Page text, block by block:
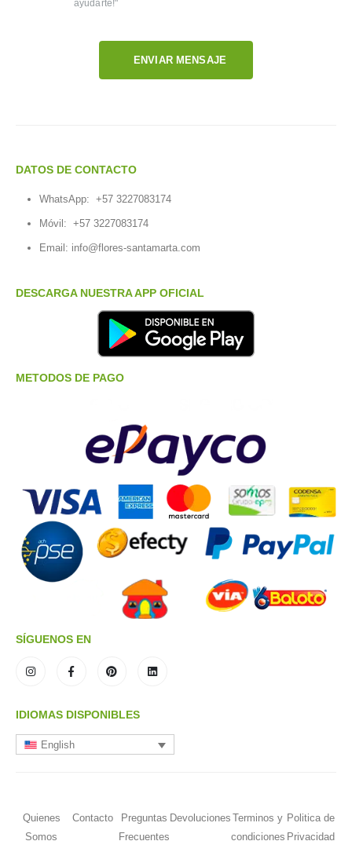
ayudarte!"
ENVIAR MENSAJE
DATOS DE CONTACTO
WhatsApp: +57 3227083174
Móvil: +57 3227083174
Email: info@flores-santamarta.com
DESCARGA NUESTRA APP OFICIAL
METODOS DE PAGO
SÍGUENOS EN
IDIOMAS DISPONIBLES
English
Quienes
Somos
Contacto
Preguntas
Frecuentes
Devoluciones Terminos y
condiciones
Politica de
Privacidad